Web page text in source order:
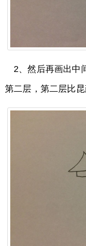
2、然后再画出中
第二层，第二层比